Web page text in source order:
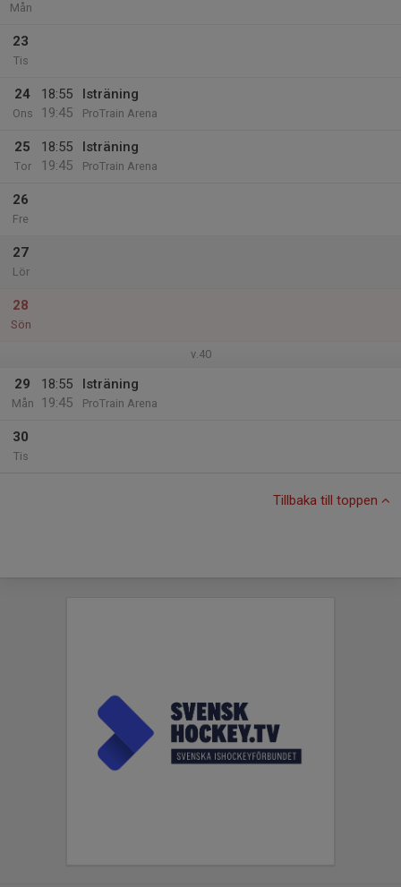
Mån
23
Tis
24
Ons
18:55
19:45
Isträning
ProTrain Arena
25
Tor
18:55
19:45
Isträning
ProTrain Arena
26
Fre
27
Lör
28
Sön
v.40
29
Mån
18:55
19:45
Isträning
ProTrain Arena
30
Tis
Tillbaka till toppen